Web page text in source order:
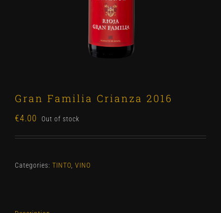
Gran Familia Crianza 2016
€4.00 Out of stock
Categories: TINTO VINO